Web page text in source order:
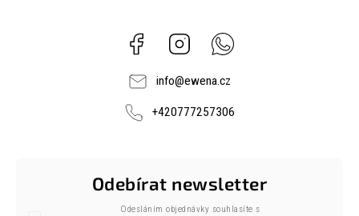
Facebook Instagram
info@ewena.cz
+420777257306
Odebírat newsletter
Odesláním objednávky souhlasíte s